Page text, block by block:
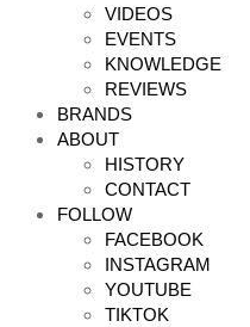
VIDEOS
EVENTS
KNOWLEDGE
REVIEWS
BRANDS
ABOUT
HISTORY
CONTACT
FOLLOW
FACEBOOK
INSTAGRAM
YOUTUBE
TIKTOK